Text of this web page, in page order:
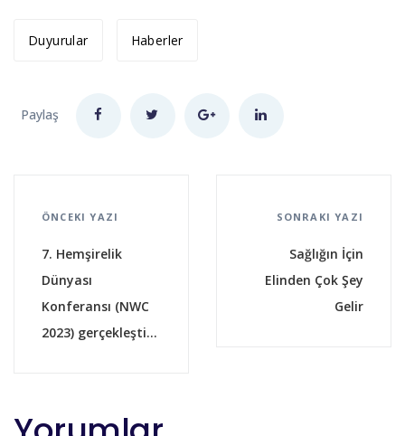
Duyurular Haberler
Paylaş
ÖNCEKI YAZI
7. Hemşirelik
Dünyası
Konferansı (NWC
2023) gerçekleşti...
SONRAKI YAZI
Sağlığın İçin
Elinden Çok Şey
Gelir